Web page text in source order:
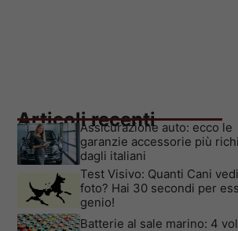
Articoli recenti
Assicurazione auto: ecco le
garanzie accessorie più
dagli italiani
Test Visivo: Quanti Cani
foto? Hai 30 secondi per
genio!
Batterie al sale marino: 4